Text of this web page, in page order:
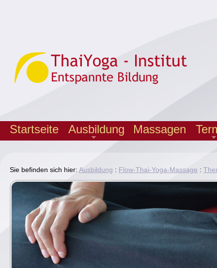
Startseite Ausbildung Massagen
Sie befinden sich hier: Ausbildung : Flow-Thai-Yoga-Massage :